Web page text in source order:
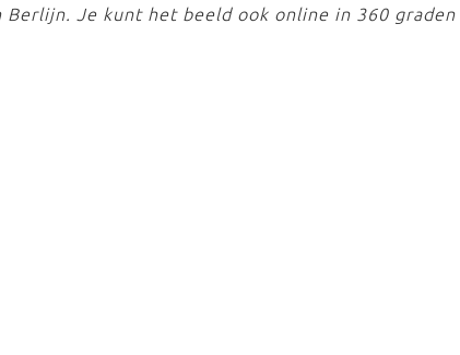
Je kunt het beeld ook online in 360 graden